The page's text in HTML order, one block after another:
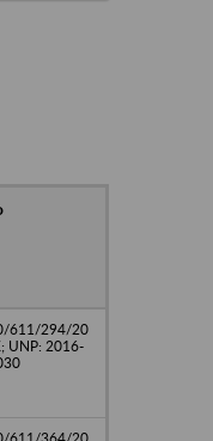
611/294/20
UNP: 2016-